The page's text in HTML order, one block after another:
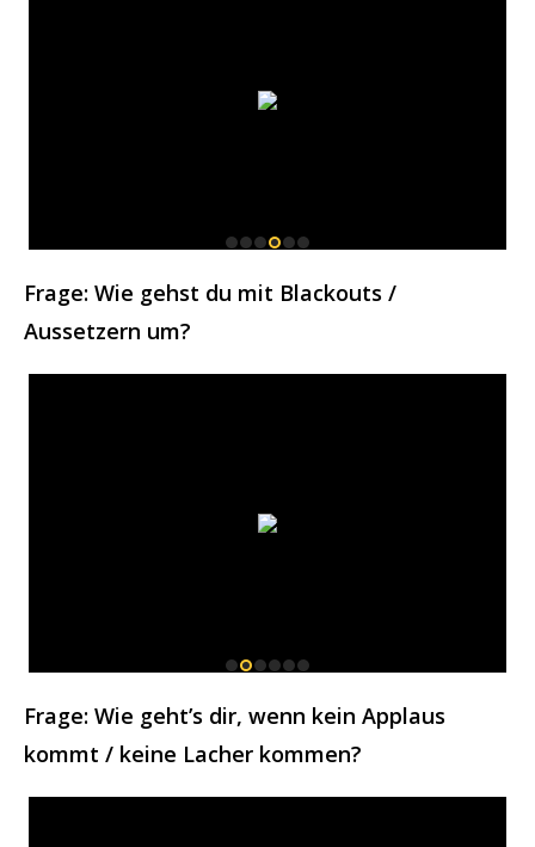
Frage: Wie gehst du mit Blackouts /
Aussetzern um?
Frage: Wie geht’s dir, wenn kein Applaus
kommt / keine Lacher kommen?